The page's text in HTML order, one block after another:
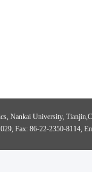
Nankai University,
Fax: 86-22-2350-8114,